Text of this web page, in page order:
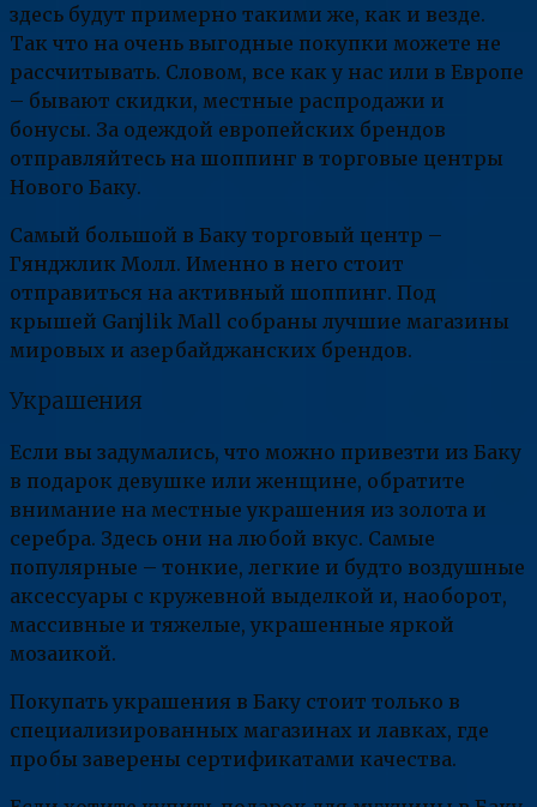
здесь будут примерно такими же, как и везде.
Так что на очень выгодные покупки можете не
рассчитывать. Словом, все как у нас или в Европе
– бывают скидки, местные распродажи и
бонусы. За одеждой европейских брендов
отправляйтесь на шоппинг в торговые центры
Нового Баку.
Самый большой в Баку торговый центр –
Гянджлик Молл. Именно в него стоит
отправиться на активный шоппинг. Под
крышей Ganjlik Mall собраны лучшие магазины
мировых и азербайджанских брендов.
Украшения
Если вы задумались, что можно привезти из Баку
в подарок девушке или женщине, обратите
внимание на местные украшения из золота и
серебра. Здесь они на любой вкус. Самые
популярные – тонкие, легкие и будто воздушные
аксессуары с кружевной выделкой и, наоборот,
массивные и тяжелые, украшенные яркой
мозаикой.
Покупать украшения в Баку стоит только в
специализированных магазинах и лавках, где
пробы заверены сертификатами качества.